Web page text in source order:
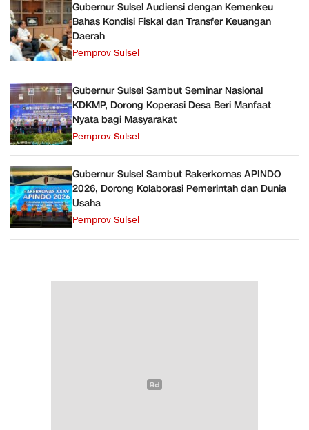
Gubernur Sulsel Audiensi dengan Kemenkeu
Bahas Kondisi Fiskal dan Transfer Keuangan
Daerah
Pemprov Sulsel
Gubernur Sulsel Sambut Seminar Nasional
KDKMP, Dorong Koperasi Desa Beri Manfaat
Nyata bagi Masyarakat
Pemprov Sulsel
Gubernur Sulsel Sambut Rakerkornas APINDO
2026, Dorong Kolaborasi Pemerintah dan Dunia
Usaha
Pemprov Sulsel